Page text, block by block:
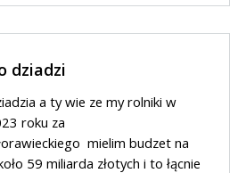
dziadzi
a ty wie ze my rolniki w
roku za
mielim budzet na
59 miliarda złotych i to łącnie